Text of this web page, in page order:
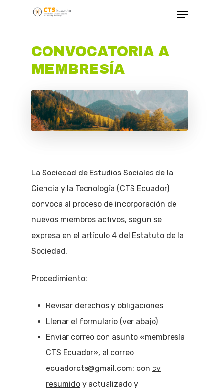
Hit enter to search or ESC to close
CONVOCATORIA A
MEMBRESÍA
La Sociedad de Estudios Sociales de la
Ciencia y la Tecnología (CTS Ecuador)
convoca al proceso de incorporación de
nuevos miembros activos, según se
expresa en el artículo 4 del Estatuto de la
Sociedad.
Procedimiento:
Revisar derechos y obligaciones
Llenar el formulario (ver abajo)
Enviar correo con asunto «membresía
CTS Ecuador», al correo
ecuadorcts@gmail.com: con cv
resumido y actualizado y